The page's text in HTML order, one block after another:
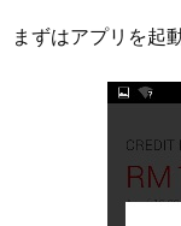
まずはアプリを起